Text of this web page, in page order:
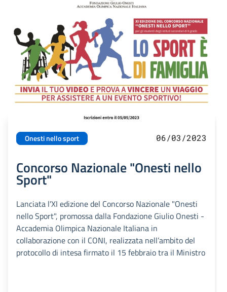
Onesti nello sport 06/03/2023
Concorso Nazionale "Onesti nello
Sport"
Lanciata l'XI edizione del Concorso Nazionale "Onesti
nello Sport", promossa dalla Fondazione Giulio Onesti -
Accademia Olimpica Nazionale Italiana in
collaborazione con il CONI, realizzata nell’ambito del
protocollo di intesa firmato il 15 febbraio tra il Ministro